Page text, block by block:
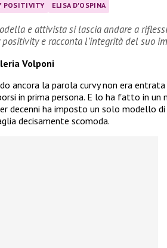
POSITIVITY ELISA D'OSPINA
e attivista si lascia andare a
positivity e racconta l’integrità del suo
Volponi
ancora la parola curvy non era
in prima persona. E lo ha fatto in
decenni ha imposto un solo modello
decisamente scomoda.